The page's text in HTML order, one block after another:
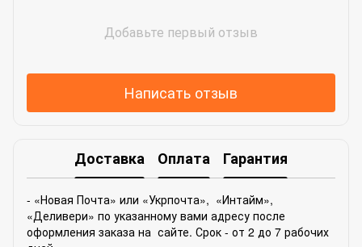
Добавьте первый отзыв
Написать отзыв
Доставка Оплата Гарантия
- «Новая Почта» или «Укрпочта», «Интайм»,
«Деливери» по указанному вами адресу после
оформления заказа на сайте. Срок - от 2 до 7 рабочих